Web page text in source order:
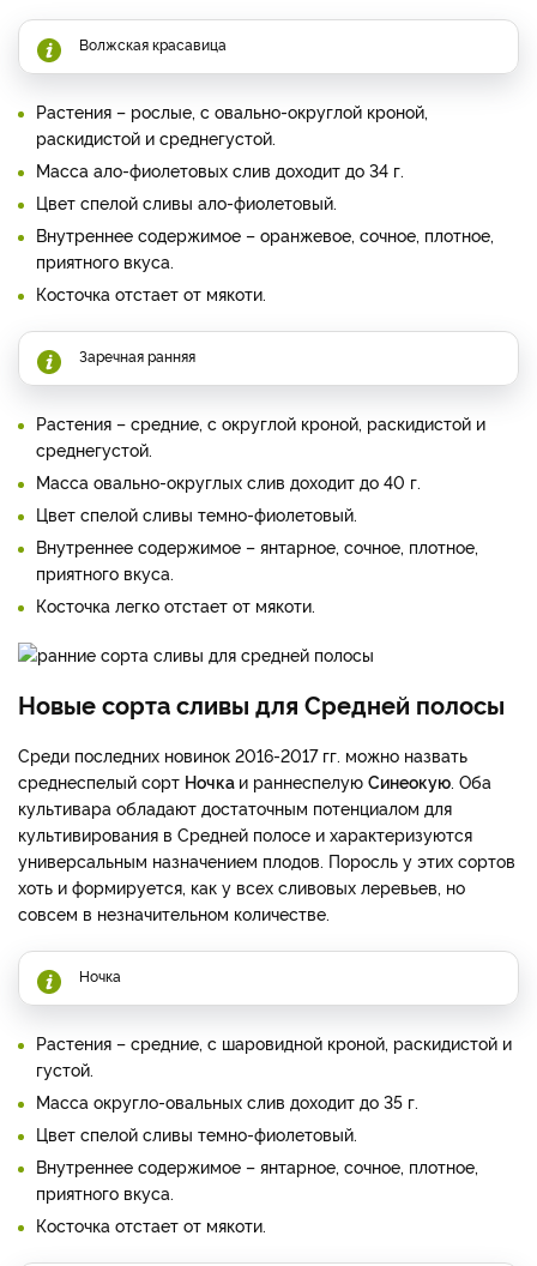
Волжская красавица
Растения – рослые, с овально-округлой кроной,
раскидистой и среднегустой.
Масса ало-фиолетовых слив доходит до 34 г.
Цвет спелой сливы ало-фиолетовый.
Внутреннее содержимое – оранжевое, сочное, плотное,
приятного вкуса.
Косточка отстает от мякоти.
Заречная ранняя
Растения – средние, с округлой кроной, раскидистой и
среднегустой.
Масса овально-округлых слив доходит до 40 г.
Цвет спелой сливы темно-фиолетовый.
Внутреннее содержимое – янтарное, сочное, плотное,
приятного вкуса.
Косточка легко отстает от мякоти.
Новые сорта сливы для Средней полосы
Среди последних новинок 2016-2017 гг. можно назвать
среднеспелый сорт Ночка и раннеспелую Синеокую . Оба
культивара обладают достаточным потенциалом для
культивирования в Средней полосе и характеризуются
универсальным назначением плодов. Поросль у этих сортов
хоть и формируется, как у всех сливовых леревьев, но
совсем в незначительном количестве.
Ночка
Растения – средние, с шаровидной кроной, раскидистой и
густой.
Масса округло-овальных слив доходит до 35 г.
Цвет спелой сливы темно-фиолетовый.
Внутреннее содержимое – янтарное, сочное, плотное,
приятного вкуса.
Косточка отстает от мякоти.